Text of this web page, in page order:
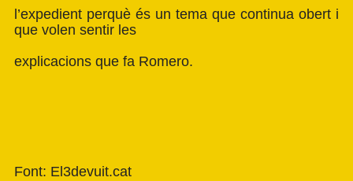
l’expedient perquè és un tema que continua obert i
que volen sentir les
explicacions que fa Romero.
Font: El3devuit.cat